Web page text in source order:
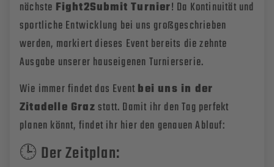
nächste Fight2Submit Turnier! Da Kontinuität und
sportliche Entwicklung bei uns großgeschrieben
werden, markiert dieses Event bereits die zehnte
Ausgabe unserer hauseigenen Turnierserie.
Wie immer findet das Event bei uns in der
Zitadelle Grazstatt. Damit ihr den Tag perfekt
planen könnt, findet ihr hier den genauen Ablauf:
🕒 Der Zeitplan: